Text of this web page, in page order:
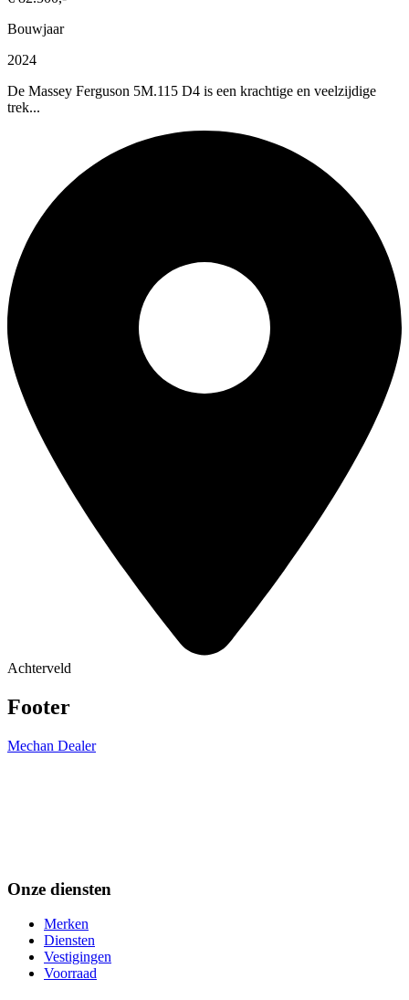
Bouwjaar
2024
De Massey Ferguson 5M.115 D4 is een krachtige en veelzijdige
trek...
Achterveld
Footer
Mechan Dealer
Onze diensten
Merken
Diensten
Vestigingen
Voorraad